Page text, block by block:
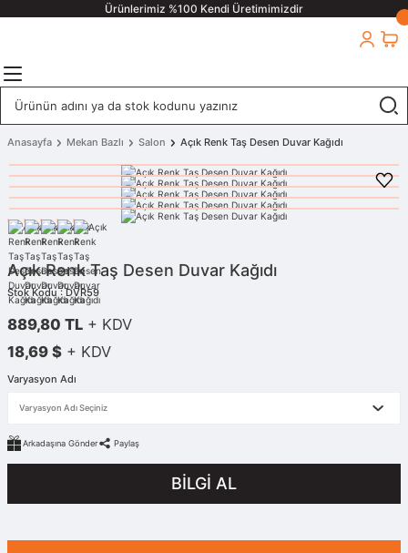
Ürünlerimiz %100 Kendi Üretimimizdir
Anasayfa Mekan Bazlı Salon Açık Renk Taş Desen Duvar Kağıdı
Açık Renk Taş Desen Duvar Kağıdı
Stok Kodu : DVR59
889,80 TL + KDV
18,69 $ + KDV
Varyasyon Adı
Arkadaşına Gönder Paylaş
BİLGİ AL